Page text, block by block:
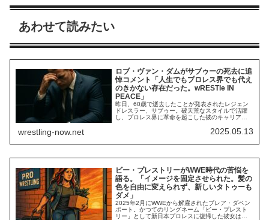
あわせて読みたい
ロブ・ヴァン・ダムがサブゥーの死去に追
悼コメント「人生でもプロレス界でも代え
のきかない存在だった。wRESTle IN
PEACE」
昨日、60歳で逝去したことが発表されたレジェン
ドレスラー、サブゥー。破天荒なスタイルで活躍
し、プロレス界に革命を起こした彼のキャリアに
ったロブ・ヴァン・ダムがいます。師弟・親友・
情を育み、時にライバルとして激しく争った2人。
で...
wrestling-now.net 2025.05.13
ビー・プレストリーがWWE時代の苦悩を
語る。「イメージを固定させられた。髪の
色を自由に変えられず、新しいタトゥーも
ダメ」
2025年2月にWWEから解雇されたブレア・ダベン
ポート。かつてのリングネーム「ビー・プレスト
リー」として新日本プロレスに復帰した彼女は、